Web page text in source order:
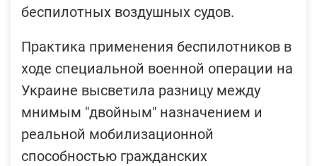
беспилотных воздушных судов.
Практика применения беспилотников в
ходе специальной военной операции на
Украине высветила разницу между
мнимым "двойным" назначением и
реальной мобилизационной
способностью гражданских